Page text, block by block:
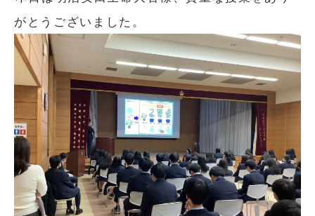
がとうございました。